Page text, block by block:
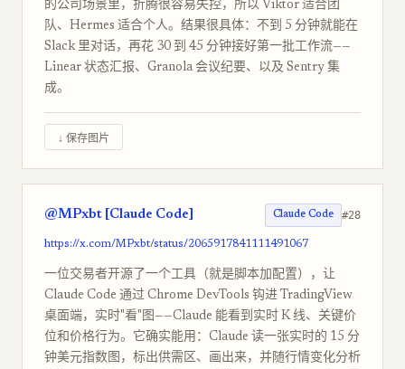
的公司场景里，折腾很容易失控，所以 Viktor 适合团
队、Hermes 适合个人。结果很具体：不到 5 分钟就能在
Slack 里对话，再花 30 到 45 分钟接好第一批工作流——
Linear 状态汇报、Granola 会议纪要、以及 Sentry 集
成。
↓ 保存图片
@MPxbt [Claude Code] Claude Code #28
https://x.com/MPxbt/status/2065917841111491067
一位交易者开源了一个工具（就是脚本加配置），让
Claude Code 通过 Chrome DevTools 钩进 TradingView
桌面端，实时"看"图——Claude 能看到实时 K 线、关键价
位和价格行为。它确实能用：Claude 读一张实时的 15 分
钟美元指数图，标出供需区、画出来，并随行情变化分析